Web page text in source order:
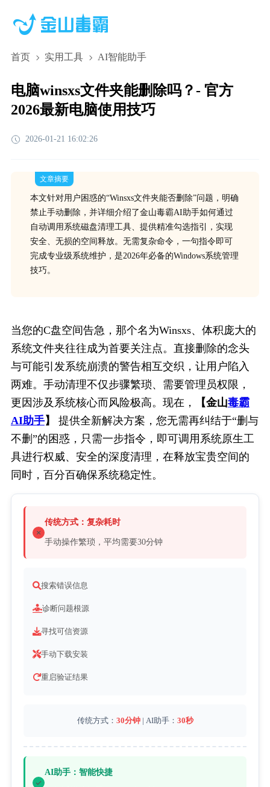
首页 实用工具 AI智能助手
电脑winsxs文件夹能删除吗？- 官方
2026最新电脑使用技巧
2026-01-21 16:02:26
文章摘要
本文针对用户困惑的“Winsxs文件夹能否删除”问题，明确
禁止手动删除，并详细介绍了金山毒霸AI助手如何通过
自动调用系统磁盘清理工具、提供精准勾选指引，实现
安全、无损的空间释放。无需复杂命令，一句指令即可
完成专业级系统维护，是2026年必备的Windows系统管理
技巧。
当您的C盘空间告急，那个名为Winsxs、体积庞大的
系统文件夹往往成为首要关注点。直接删除的念头
与可能引发系统崩溃的警告相互交织，让用户陷入
两难。手动清理不仅步骤繁琐、需要管理员权限，
更因涉及系统核心而风险极高。现在，
【金山毒霸
AI助手】
提供全新解决方案，您无需再纠结于“删与
不删”的困惑，只需一步指令，即可调用系统原生工
具进行权威、安全的深度清理，在释放宝贵空间的
同时，百分百确保系统稳定性。
传统方式：复杂耗时
手动操作繁琐，平均需要30分钟
搜索错误信息
诊断问题根源
寻找可信资源
手动下载安装
重启验证结果
传统方式： 30分钟 | AI助手： 30秒
AI助手：智能快捷